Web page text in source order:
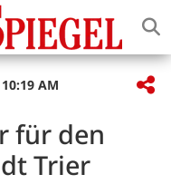
AM
für den
Trier